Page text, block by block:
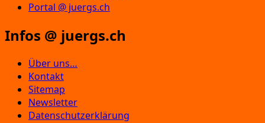
Portal @ juergs.ch
Infos @ juergs.ch
Über uns…
Kontakt
Sitemap
Newsletter
Datenschutzerklärung